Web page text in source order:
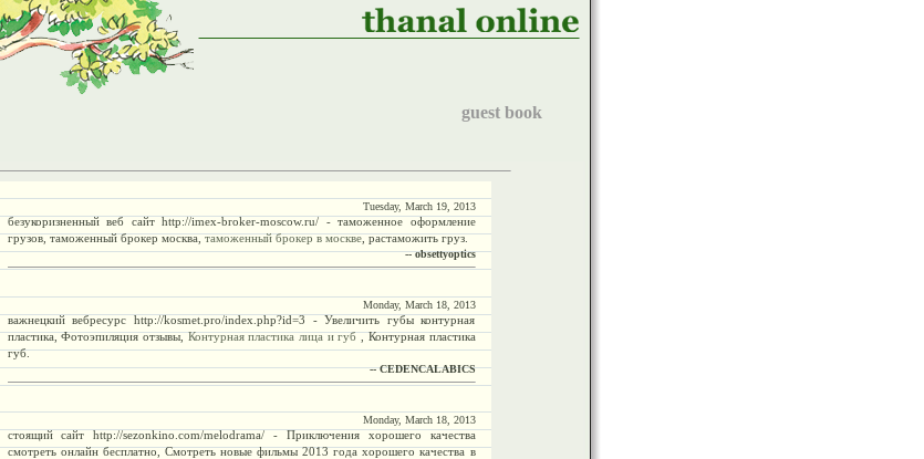
guest book
Tuesday, March 19, 2013
безукоризненный веб сайт http://imex-broker-moscow.ru/ - таможенное оформление
грузов, таможенный брокер москва,таможенный брокер в москве, растаможить груз.
-- obsettyoptics
Monday, March 18, 2013
важнецкий вебресурс http://kosmet.pro/index.php?id=3 - Увеличить губы контурная
пластика, Фотоэпиляция отзывы,Контурная пластика лица и губ, Контурная пластика
губ.
-- CEDENCALABICS
Monday, March 18, 2013
стоящий сайт http://sezonkino.com/melodrama/ - Приключения хорошего качества
смотреть онлайн бесплатно, Смотреть новые фильмы 2013 года хорошего качества в